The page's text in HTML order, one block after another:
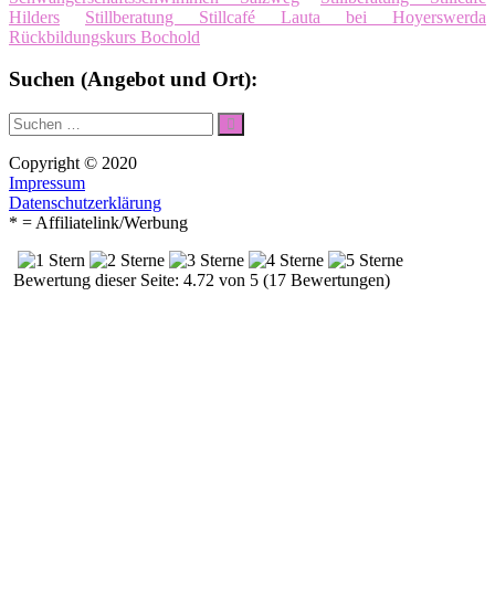
Hilders
Stillberatung Stillcafé Lauta bei Hoyerswerda
Rückbildungskurs Bochold
Suchen (Angebot und Ort):
Suche
nach:
Suchen
Copyright © 2020
Impressum
Datenschutzerklärung
* = Affiliatelink/Werbung
Bewertung dieser Seite: 4.72 von 5 (17 Bewertungen)